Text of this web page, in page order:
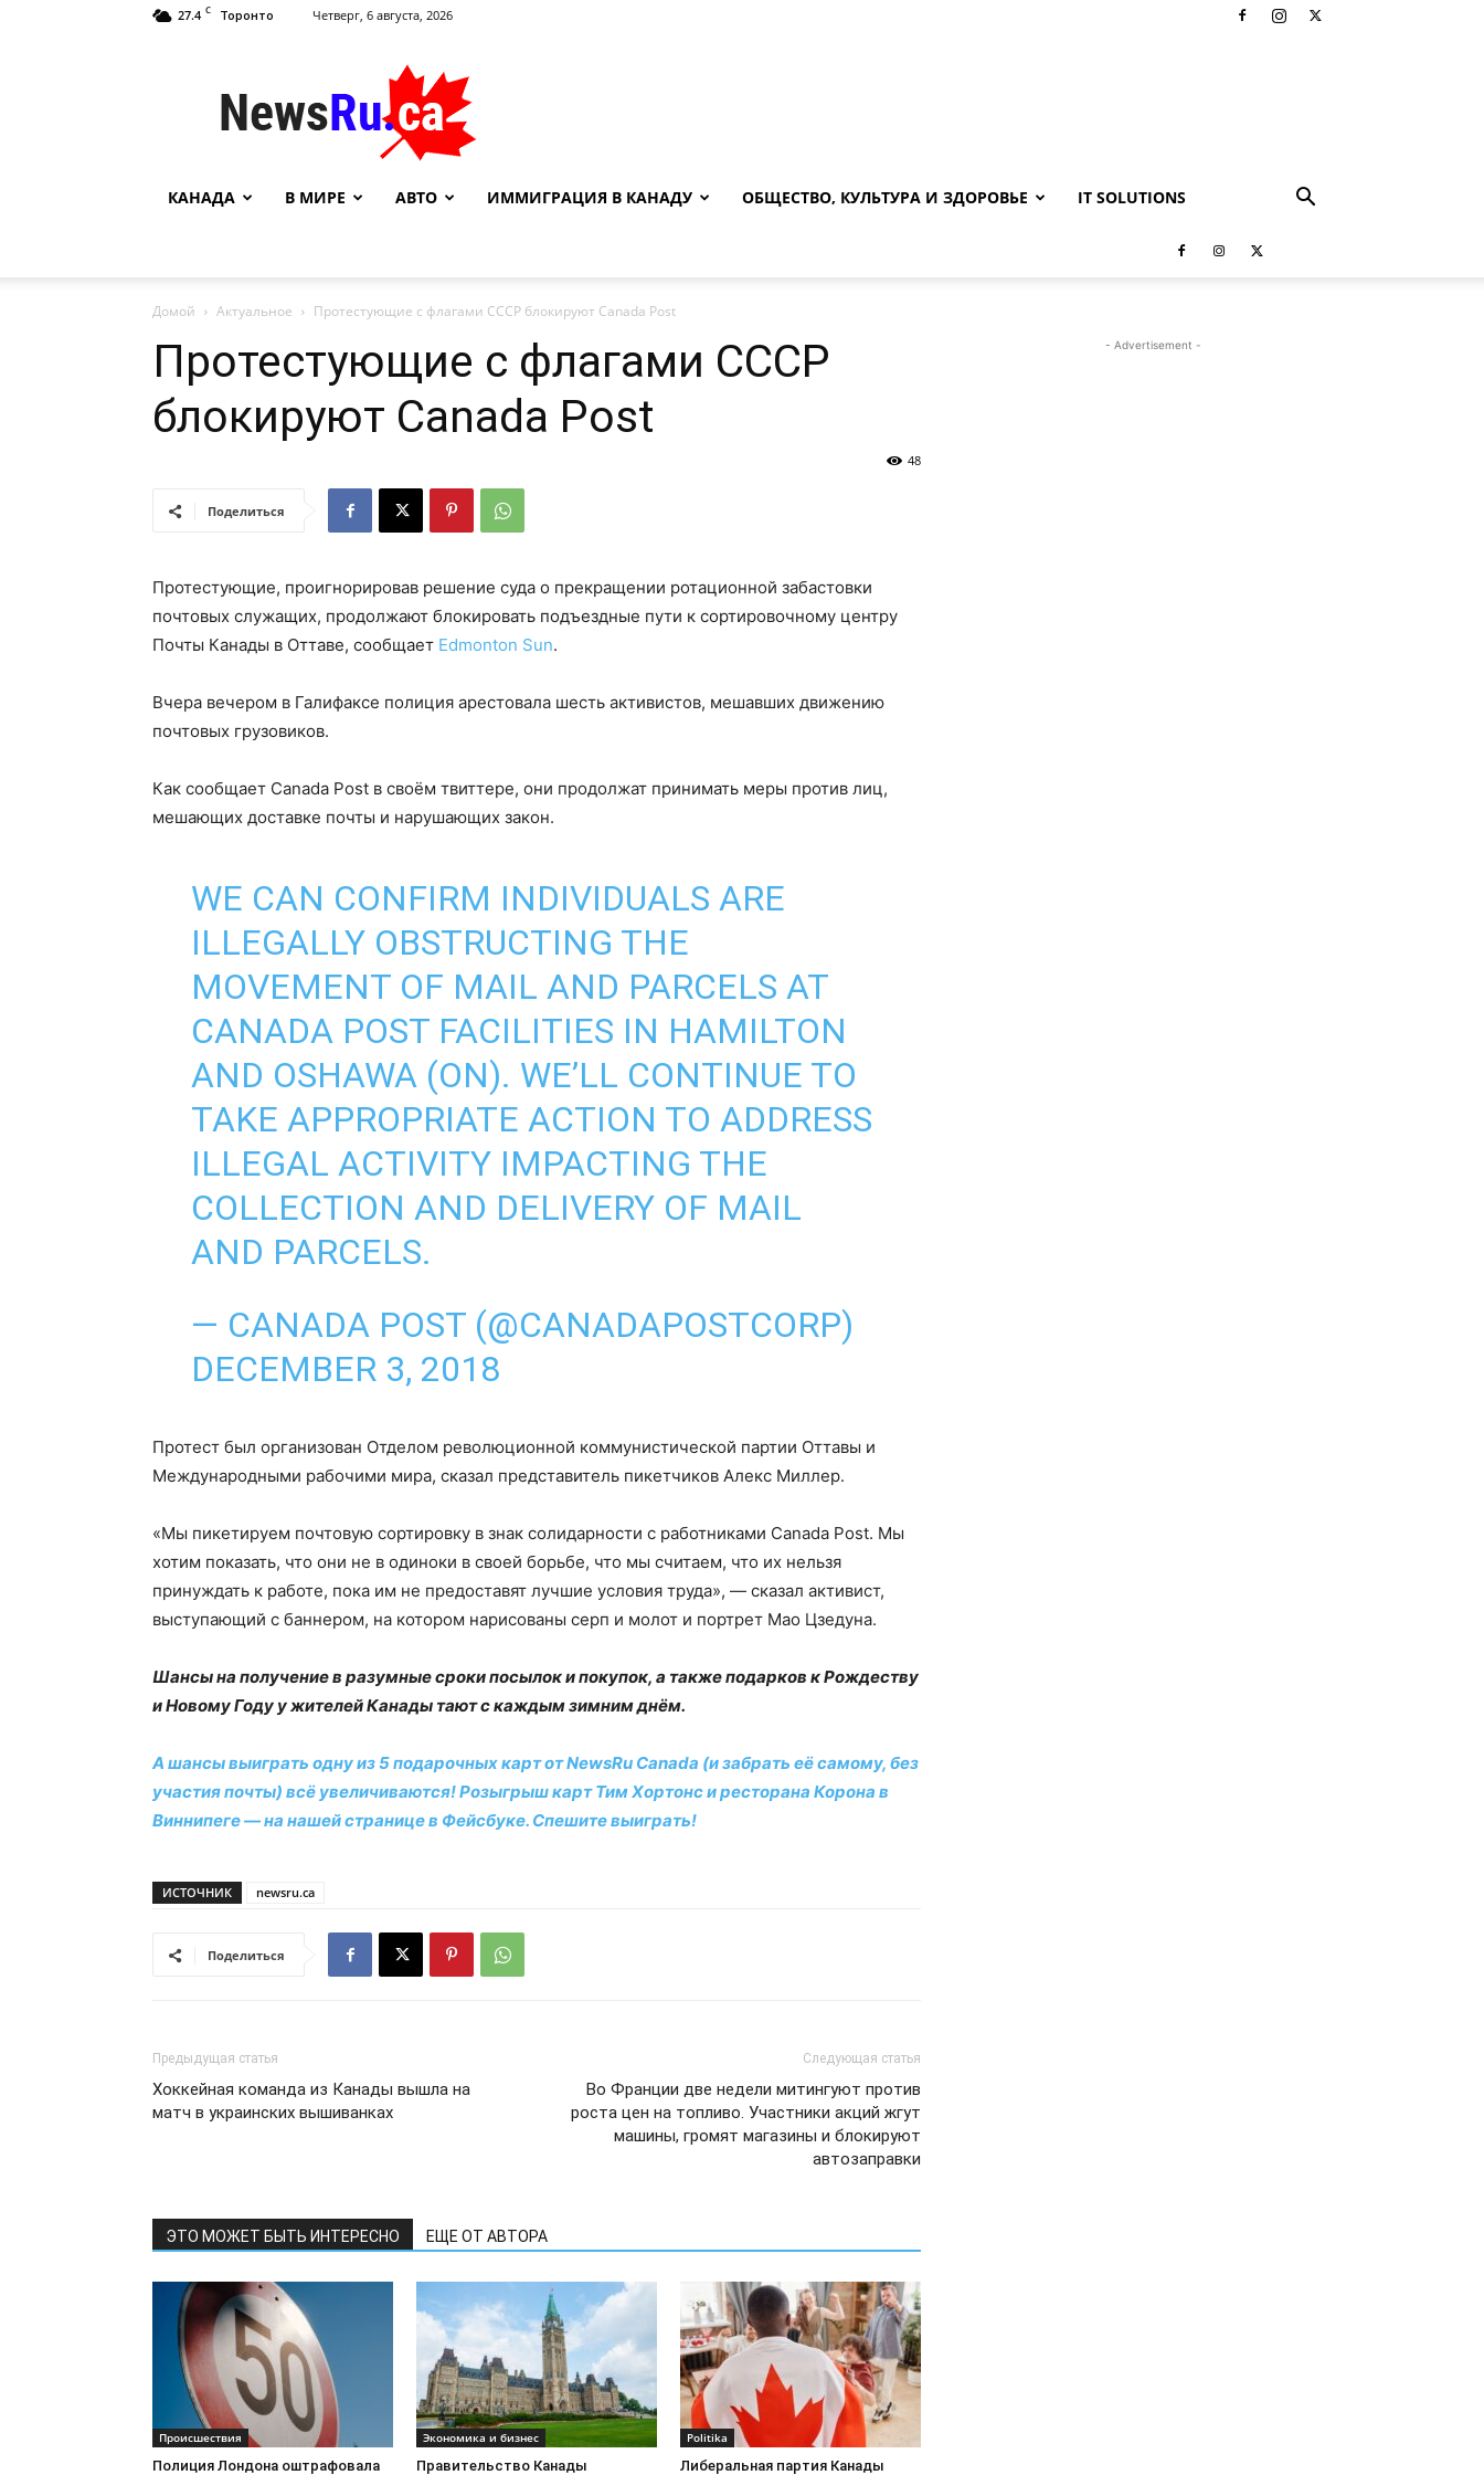
27.4 C Торонто Четверг, 6 августа, 2026
NewsRu.Ca
КАНАДА В МИРЕ АВТО ИММИГРАЦИЯ В КАНАДУ ОБЩЕСТВО, КУЛЬТУРА И ЗДОРОВЬЕ IT SOLUTIONS
Домой Актуальное Протестующие с флагами СССР блокируют Canada Post
Протестующие с флагами СССР
блокируют Canada Post
48
Поделиться
Протестующие, проигнорировав решение суда о прекращении ротационной забастовки
почтовых служащих, продолжают блокировать подъездные пути к сортировочному центру
Почты Канады в Оттаве, сообщает Edmonton Sun.
Вчера вечером в Галифаксе полиция арестовала шесть активистов, мешавших движению
почтовых грузовиков.
Как сообщает Canada Post в своём твиттере, они продолжат принимать меры против лиц,
мешающих доставке почты и нарушающих закон.
WE CAN CONFIRM INDIVIDUALS ARE
ILLEGALLY OBSTRUCTING THE
MOVEMENT OF MAIL AND PARCELS AT
CANADA POST FACILITIES IN HAMILTON
AND OSHAWA (ON). WE’LL CONTINUE TO
TAKE APPROPRIATE ACTION TO ADDRESS
ILLEGAL ACTIVITY IMPACTING THE
COLLECTION AND DELIVERY OF MAIL
AND PARCELS.
— CANADA POST (@CANADAPOSTCORP)
DECEMBER 3, 2018
Протест был организован Отделом революционной коммунистической партии Оттавы и
Международными рабочими мира, сказал представитель пикетчиков Алекс Миллер.
«Мы пикетируем почтовую сортировку в знак солидарности с работниками Canada Post. Мы
хотим показать, что они не в одиноки в своей борьбе, что мы считаем, что их нельзя
принуждать к работе, пока им не предоставят лучшие условия труда», — сказал активист,
выступающий с баннером, на котором нарисованы серп и молот и портрет Мао Цзедуна.
Шансы на получение в разумные сроки посылок и покупок, а также подарков к Рождеству
и Новому Году у жителей Канады тают с каждым зимним днём.
А шансы выиграть одну из 5 подарочных карт от NewsRu Canada (и забрать её самому, без
участия почты) всё увеличиваются! Розыгрыш карт Тим Хортонс и ресторана Корона в
Виннипеге — на нашей странице в Фейсбуке. Спешите выиграть!
ИСТОЧНИК newsru.ca
Поделиться
Предыдущая статья
Хоккейная команда из Канады вышла на
матч в украинских вышиванках
Следующая статья
Во Франции две недели митингуют против
роста цен на топливо. Участники акций жгут
машины, громят магазины и блокируют
автозаправки
ЭТО МОЖЕТ БЫТЬ ИНТЕРЕСНО ЕЩЕ ОТ АВТОРА
Происшествия
Полиция Лондона оштрафовала
Экономика и бизнес
Правительство Канады
Politika
Либеральная партия Канады
- Advertisement -